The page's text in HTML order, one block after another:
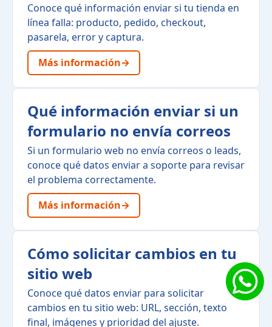
Conoce qué información enviar si tu tienda en
línea falla: producto, pedido, checkout,
pasarela, error y captura.
Más información→
Qué información enviar si un
formulario no envía correos
Si un formulario web no envía correos o leads,
conoce qué datos enviar a soporte para revisar
el problema correctamente.
Más información→
Cómo solicitar cambios en tu
sitio web
Conoce qué datos enviar para solicitar
cambios en tu sitio web: URL, sección, texto
final, imágenes y prioridad del ajuste.